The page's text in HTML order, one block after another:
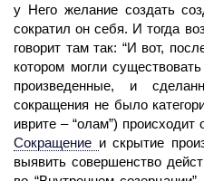
у Негожелание создать
сократил он себя. И тогда
говорит там так: “И вот,
котором могли
произведенные, и
сокращения не было
иврите – “олам”) происходит
Сокращение и скрытие
выявить совершенство